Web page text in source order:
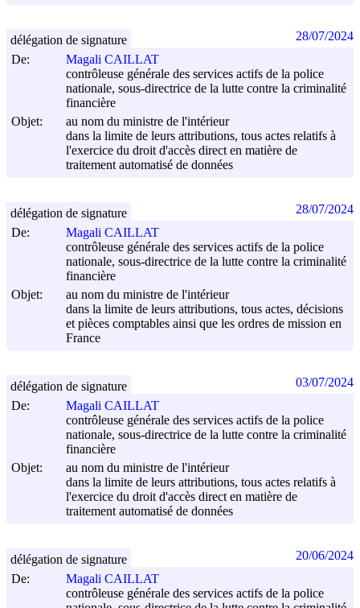
De:
Magali CAILLAT
contrôleuse générale des services actifs de la police
nationale, sous-directrice de la lutte contre la criminalité
financière
Objet:
au nom du ministre de l'intérieur
dans la limite de leurs attributions, tous actes relatifs à
l'exercice du droit d'accès direct en matière de
traitement automatisé de données
délégation de signature 28/07/2024
De:
Magali CAILLAT
contrôleuse générale des services actifs de la police
nationale, sous-directrice de la lutte contre la criminalité
financière
Objet:
au nom du ministre de l'intérieur
dans la limite de leurs attributions, tous actes, décisions
et pièces comptables ainsi que les ordres de mission en
France
délégation de signature 28/07/2024
De:
Magali CAILLAT
contrôleuse générale des services actifs de la police
nationale, sous-directrice de la lutte contre la criminalité
financière
Objet:
au nom du ministre de l'intérieur
dans la limite de leurs attributions, tous actes relatifs à
l'exercice du droit d'accès direct en matière de
traitement automatisé de données
délégation de signature 03/07/2024
De:
Magali CAILLAT
contrôleuse générale des services actifs de la police
délégation de signature 20/06/2024